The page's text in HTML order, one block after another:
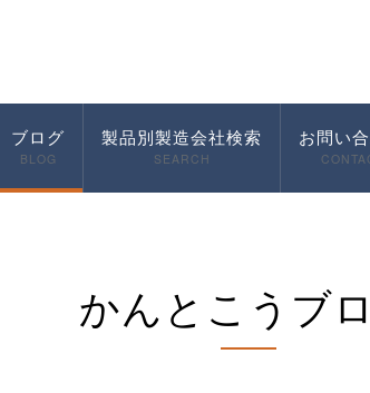
ブログ
BLOG
製品別製造会社検索
SEARCH
お問い
かんとこうブ